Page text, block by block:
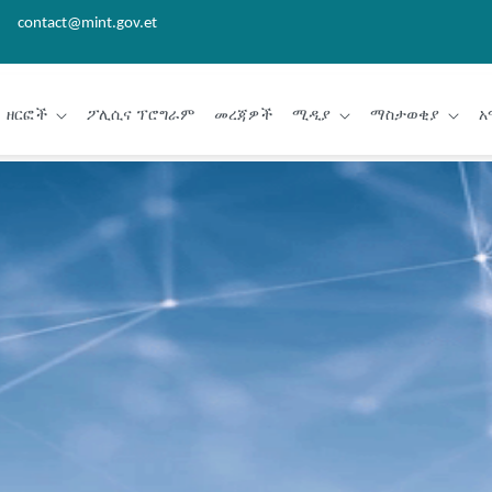
contact@mint.gov.et
ዘርፎች ፖሊሲና ፕሮግራም መረጃዎች ሚዲያ ማስታወቂያ